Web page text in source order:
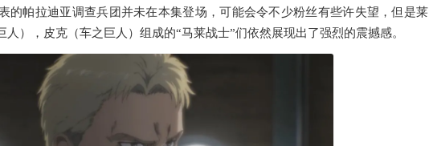
的帕拉迪亚调查兵团并未在本集登场，可能会令不少粉丝有些许失望，但是莱
），皮克（车之巨人）组成的“马莱战士”们依然展现出了强烈的震撼感。